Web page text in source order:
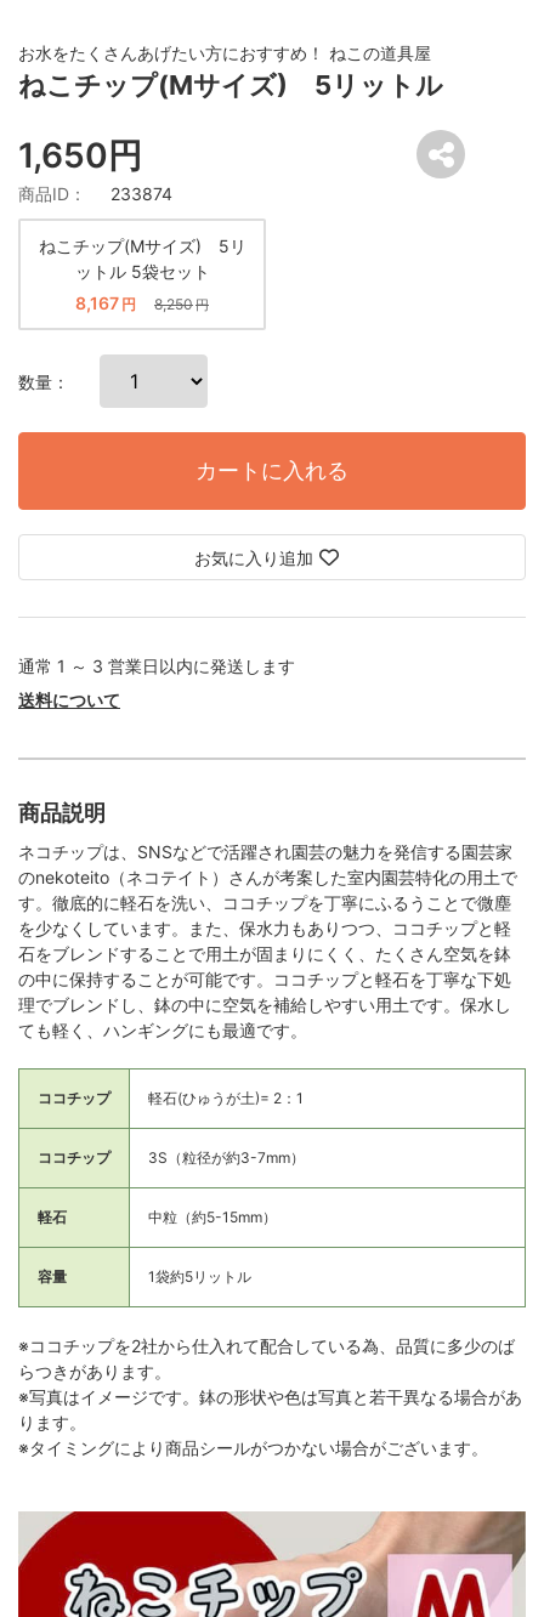
お水をたくさんあげたい方におすすめ！ ねこの道具屋
ねこチップ(Mサイズ) 5リットル
1,650円
商品ID： 233874
ねこチップ(Mサイズ) 5リ
ットル 5袋セット
8,167 円 8,250円
数量：
カートに入れる
お気に入り追加
通常 1 ～ 3 営業日以内に発送します
送料について
商品説明
ネコチップは、SNSなどで活躍され園芸の魅力を発信する園芸家
のnekoteito（ネコテイト）さんが考案した室内園芸特化の用土で
す。徹底的に軽石を洗い、ココチップを丁寧にふるうことで微塵
を少なくしています。また、保水力もありつつ、ココチップと軽
石をブレンドすることで用土が固まりにくく、たくさん空気を鉢
の中に保持することが可能です。ココチップと軽石を丁寧な下処
理でブレンドし、鉢の中に空気を補給しやすい用土です。保水し
ても軽く、ハンギングにも最適です。
ココチップ 軽石(ひゅうが土)= 2：1
ココチップ 3S（粒径が約3-7mm）
軽石 中粒（約5-15mm）
容量 1袋約5リットル
※ココチップを2社から仕入れて配合している為、品質に多少のば
らつきがあります。
※写真はイメージです。鉢の形状や色は写真と若干異なる場合があ
ります。
※タイミングにより商品シールがつかない場合がございます。